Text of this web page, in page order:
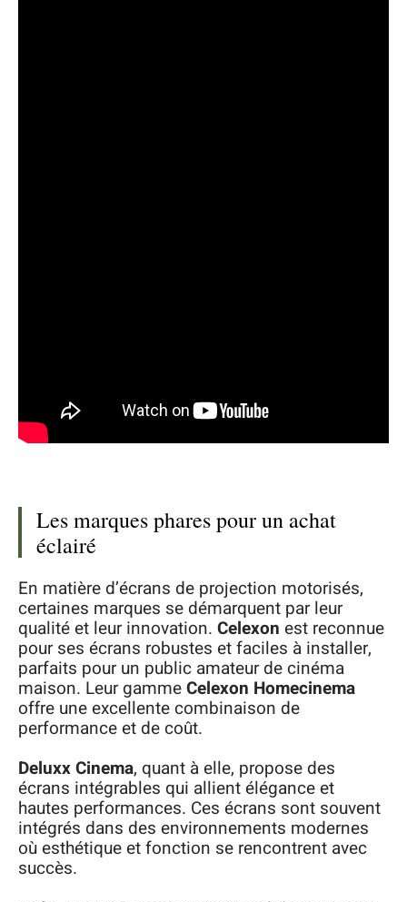
Les marques phares pour un achat
éclairé
En matière d’écrans de projection motorisés,
certaines marques se démarquent par leur
qualité et leur innovation. Celexon est reconnue
pour ses écrans robustes et faciles à installer,
parfaits pour un public amateur de cinéma
maison. Leur gammeCelexon Homecinema
offre une excellente combinaison de
performance et de coût.
Deluxx Cinema, quant à elle, propose des
écrans intégrables qui allient élégance et
hautes performances. Ces écrans sont souvent
intégrés dans des environnements modernes
où esthétique et fonction se rencontrent avec
succès.